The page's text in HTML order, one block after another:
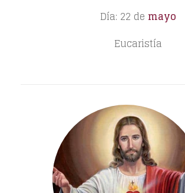
Día: 22 de mayo
Eucaristía